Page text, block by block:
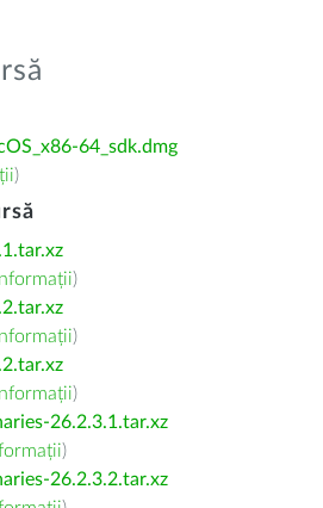
64_sdk.dmg
)
Informații)
Informații)
Informații)
26.2.3.1.tar.xz
)
26.2.3.2.tar.xz